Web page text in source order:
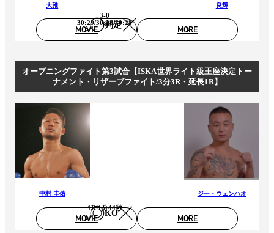
大雅
判定
3-0
30:29/30:28/30:28
良輝
MOVIE MORE
オープニングファイト第3試合【ISKA世界ライト級王座決定トー
ナメント・リザーブファイト/3分3R・延長1R】
中村 圭佑
KO
1R 1分44秒
ジー・ウェンハオ
MOVIE MORE